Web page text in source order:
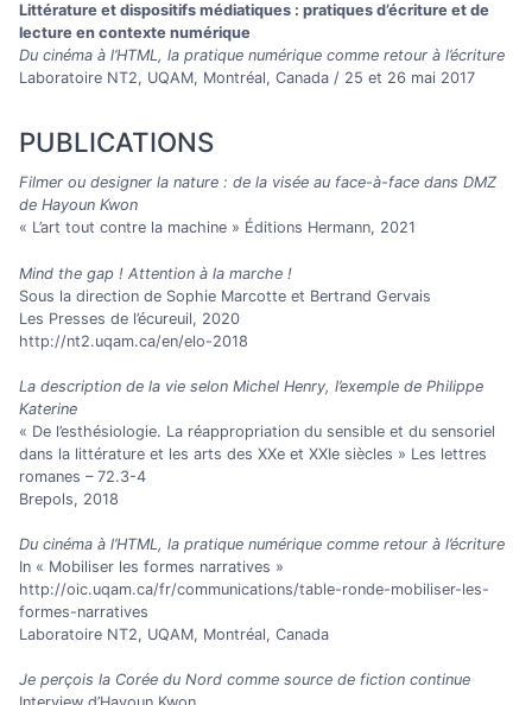
Littérature et dispositifs médiatiques : pratiques d’écriture et de
lecture en contexte numérique
Du cinéma à l’HTML, la pratique numérique comme retour à l’écriture
Laboratoire NT2, UQAM, Montréal, Canada / 25 et 26 mai 2017
PUBLICATIONS
Filmer ou designer la nature : de la visée au face-à-face dans DMZ
de Hayoun Kwon
« L’art tout contre la machine » Éditions Hermann, 2021
Mind the gap ! Attention à la marche !
Sous la direction de Sophie Marcotte et Bertrand Gervais
Les Presses de l’écureuil, 2020
http://nt2.uqam.ca/en/elo-2018
La description de la vie selon Michel Henry, l’exemple de Philippe
Katerine
« De l’esthésiologie. La réappropriation du sensible et du sensoriel
dans la littérature et les arts des XXe et XXIe siècles » Les lettres
romanes – 72.3-4
Brepols, 2018
Du cinéma à l’HTML, la pratique numérique comme retour à l’écriture
In « Mobiliser les formes narratives »
http://oic.uqam.ca/fr/communications/table-ronde-mobiliser-les-
formes-narratives
Laboratoire NT2, UQAM, Montréal, Canada
Je perçois la Corée du Nord comme source de fiction continue